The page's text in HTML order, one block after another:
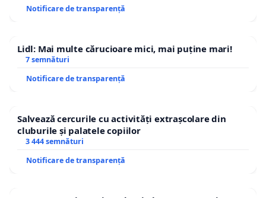
Notificare de transparență
Lidl: Mai multe cărucioare mici, mai puține mari!
7 semnături
Notificare de transparență
Salvează cercurile cu activități extrașcolare din
cluburile și palatele copiilor
3 444 semnături
Notificare de transparență